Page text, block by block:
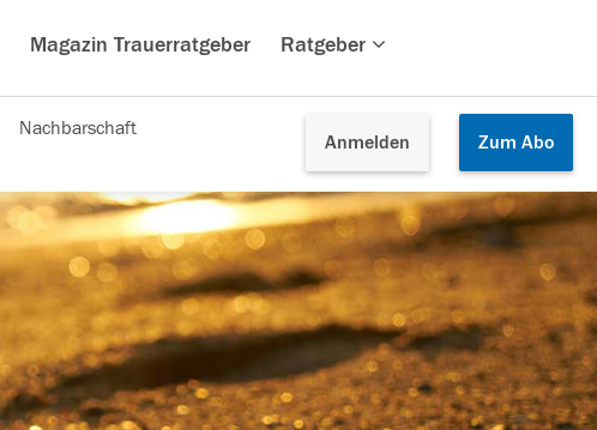
Magazin Trauerratgeber Ratgeber
Anmelden Zum Abo
Nachbarschaft